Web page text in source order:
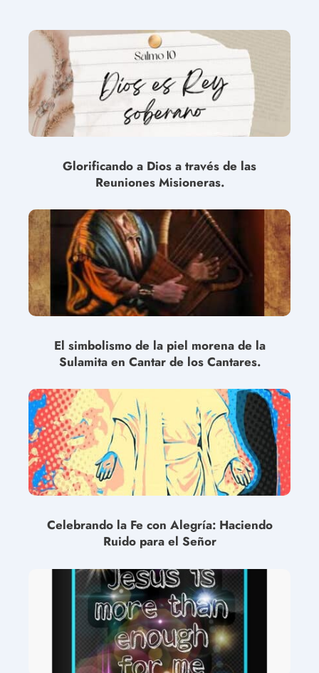
Glorificando a Dios a través de las
Reuniones Misioneras.
El simbolismo de la piel morena de la
Sulamita en Cantar de los Cantares.
Celebrando la Fe con Alegría: Haciendo
Ruido para el Señor